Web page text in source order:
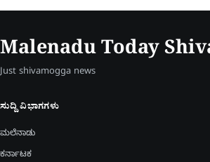
Malenadu Today
Just shivamogga news
ಸುದ್ದಿ ವಿಭಾಗಗಳು
ಮಲೆನಾಡು
ಕರ್ನಾಟಕ